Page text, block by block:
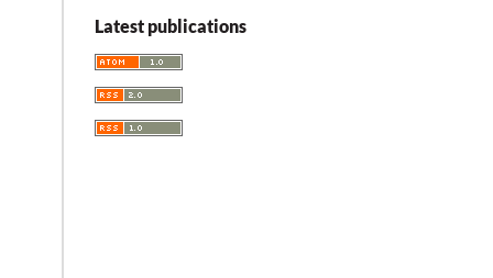
Latest publications